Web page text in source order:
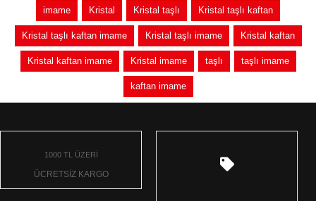
imame Kristal Kristal taşlı Kristal taşlı kaftan
Kristal taşlı kaftan imame Kristal taşlı imame Kristal kaftan
Kristal kaftan imame Kristal imame taşlı taşlı imame
kaftan imame
1000 TL ÜZERİ
ÜCRETSİZ KARGO